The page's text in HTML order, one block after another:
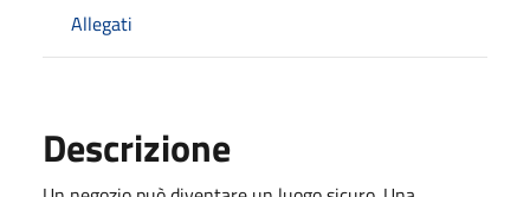
Allegati
Descrizione